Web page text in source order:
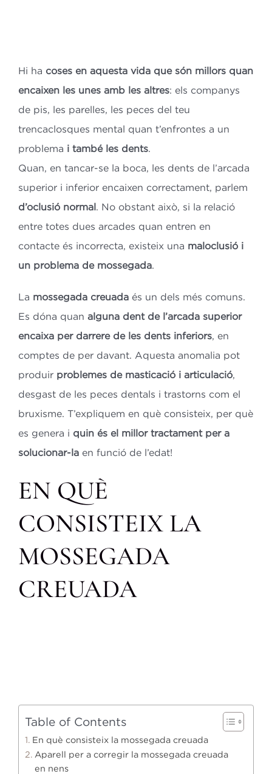
Hi ha coses en aquesta vida que són millors quan
encaixen les unes amb les altres: els companys
de pis, les parelles, les peces del teu
trencaclosques mental quan t’enfrontes a un
problema i també les dents.
Quan, en tancar-se la boca, les dents de l’arcada
superior i inferior encaixen correctament, parlem
d’oclusió normal. No obstant això, si la relació
entre totes dues arcades quan entren en
contacte és incorrecta, existeix una maloclusió i
un problema de mossegada.
La mossegada creuadaés un dels més comuns.
Es dóna quan alguna dent de l’arcada superior
encaixa per darrere de les dents inferiors, en
comptes de per davant. Aquesta anomalia pot
produir problemes de masticació i articulació,
desgast de les peces dentals i trastorns com el
bruxisme. T’expliquem en què consisteix, per què
es genera i quin és el millor tractament per a
solucionar-laen funció de l’edat!
EN QUÈ
CONSISTEIX LA
MOSSEGADA
CREUADA
Table of Contents
En què consisteix la mossegada creuada
Aparell per a corregir la mossegada creuada
en nens